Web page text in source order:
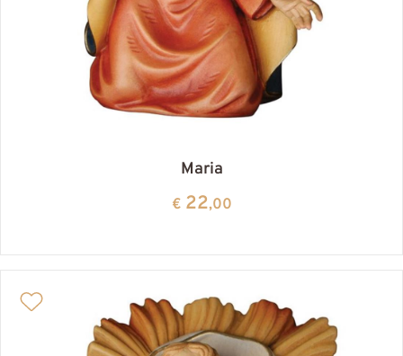
Maria
€22,00